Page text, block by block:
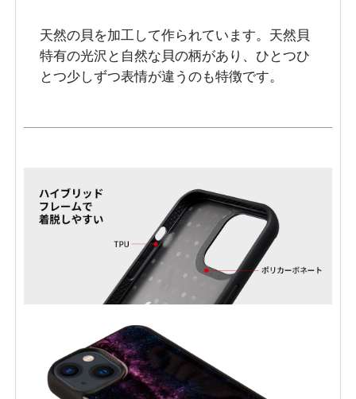
天然の貝を加工して作られています。天然貝
特有の光沢と自然な貝の柄があり、ひとつひ
とつ少しずつ表情が違うのも特徴です。